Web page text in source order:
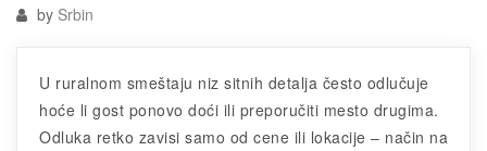
by Srbin
U ruralnom smeštaju niz sitnih detalja često odlučuje
hoće li gost ponovo doći ili preporučiti mesto drugima.
Odluka retko zavisi samo od cene ili lokacije – način na